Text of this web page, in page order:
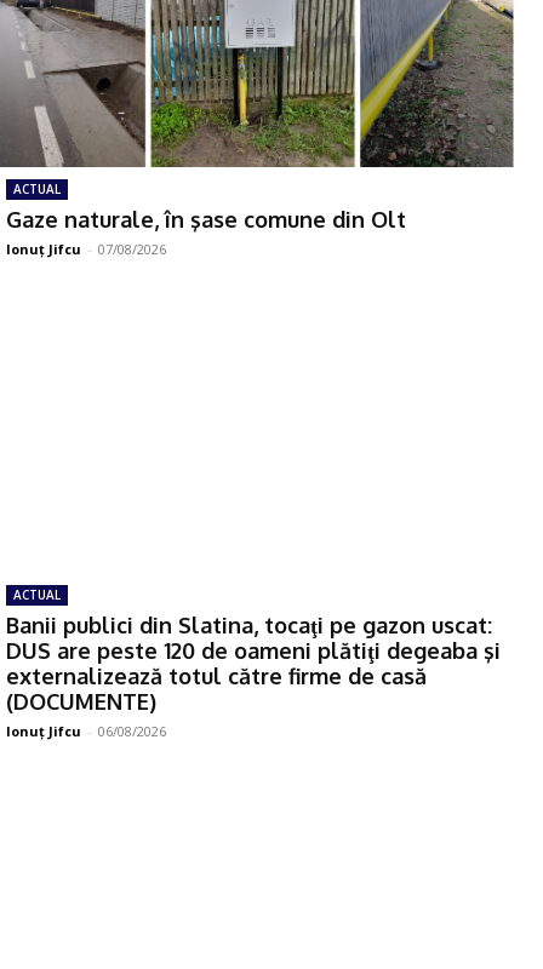
ACTUAL
Gaze naturale, în şase comune din Olt
Ionuţ Jifcu - 07/08/2026
ACTUAL
Banii publici din Slatina, tocaţi pe gazon uscat:
DUS are peste 120 de oameni plătiţi degeaba şi
externalizează totul către firme de casă
(DOCUMENTE)
Ionuţ Jifcu - 06/08/2026